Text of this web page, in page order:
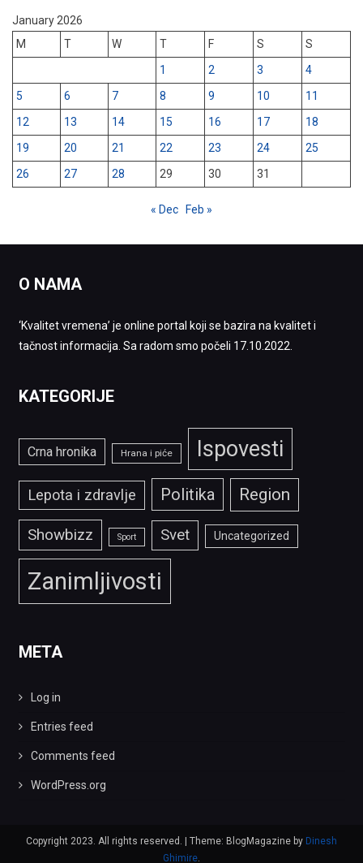
January 2026
M
T W T F S
S
1
2 3
4
5
6 7 8 9 10
11
12
13 14 15 16 17
18
19
20 21 22 23 24
25
26
27 28 29 30 31
« Dec Feb »
O NAMA
‘Kvalitet vremena’ je online portal koji se bazira na kvalitet i
tačnost informacija. Sa radom smo počeli 17.10.2022.
KATEGORIJE
Crna hronika Hrana i piće Ispovesti
Lepota i zdravlje Politika Region
Showbizz Sport Svet Uncategorized
Zanimljivosti
META
Log in
Entries feed
Comments feed
WordPress.org
Copyright 2023. All rights reserved. | Theme: BlogMagazine by Dinesh
Ghimire.